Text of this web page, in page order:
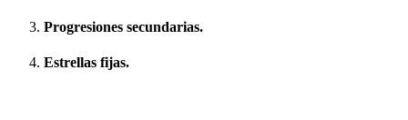
Progresiones secundarias.
Estrellas fijas.